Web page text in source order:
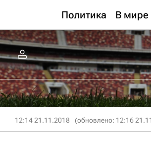
Политика В мире
12:14 21.11.2018 (обновлено: 12:16